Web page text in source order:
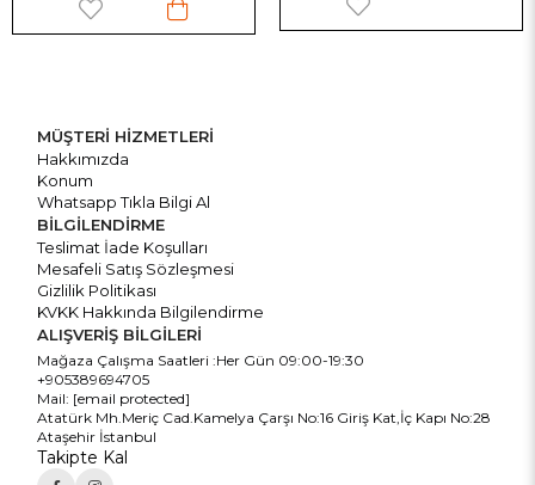
MÜŞTERİ HİZMETLERİ
Hakkımızda
Konum
Whatsapp Tıkla Bilgi Al
BİLGİLENDİRME
Teslimat İade Koşulları
Mesafeli Satış Sözleşmesi
Gizlilik Politikası
KVKK Hakkında Bilgilendirme
ALIŞVERİŞ BİLGİLERİ
Mağaza Çalışma Saatleri :Her Gün 09:00-19:30
+905389694705
Mail: [email protected]
Atatürk Mh.Meriç Cad.Kamelya Çarşı No:16 Giriş Kat,İç Kapı No:28
Ataşehir İstanbul
Takipte Kal